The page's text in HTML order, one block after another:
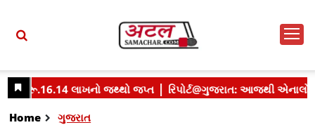
Home ગુજરાત